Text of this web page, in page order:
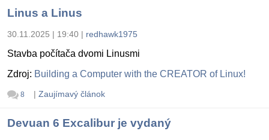
Linus a Linus
30.11.2025 | 19:40 | redhawk1975
Stavba počítača dvomi Linusmi
Zdroj: Building a Computer with the CREATOR of Linux!
8 | Zaujímavý článok
Devuan 6 Excalibur je vydaný